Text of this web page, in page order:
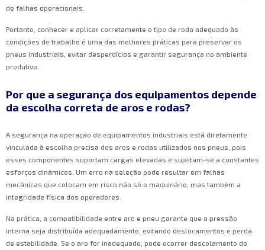
de falhas operacionais.
Portanto, conhecer e aplicar corretamente o tipo de roda adequado às
condições de trabalho é uma das melhores práticas para preservar os
pneus industriais, evitar desperdícios e garantir segurança no ambiente
produtivo.
Por que a segurança dos equipamentos depende
da escolha correta de aros e rodas?
A segurança na operação de equipamentos industriais está diretamente
vinculada à escolha precisa dos aros e rodas utilizados nos pneus, pois
esses componentes suportam cargas elevadas e sujeitam-se a constantes
esforços dinâmicos. Um erro na seleção pode resultar em falhas
mecânicas que colocam em risco não só o maquinário, mas também a
integridade física dos operadores.
Na prática, a compatibilidade entre aro e pneu garante que a pressão
interna seja distribuída adequadamente, evitando deslocamentos e perda
de estabilidade. Se o aro for inadequado, pode ocorrer descolamento do